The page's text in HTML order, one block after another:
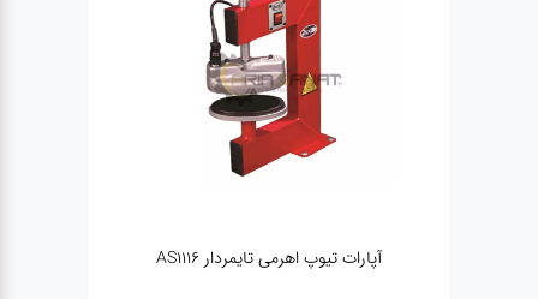
آپارات تیوپ اهرمی تایمردار AS1116